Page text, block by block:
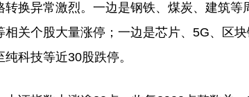
异常激烈。一边是钢铁、煤炭、建筑等
相关个股大量涨停；一边是芯片、5G、区
科技等近30股跌停。